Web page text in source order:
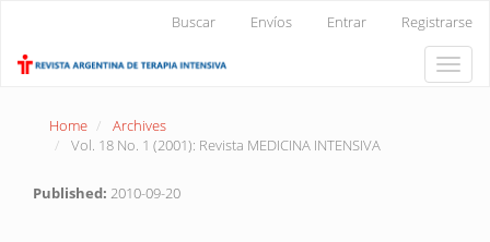
Content
Buscar Envíos Entrar Registrarse
Toggle
Home
Archives
Vol. 18 No. 1 (2001): Revista MEDICINA INTENSIVA
Published: 2010-09-20